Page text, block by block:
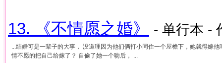
13. 《不情愿之婚》 - 单行本 -
...结婚可是一辈子的大事， 没道理因为他们俩打小同住一个屋檐下，她就得嫁
情不愿的把自己给嫁了？ 自偷了她一个吻后， ...